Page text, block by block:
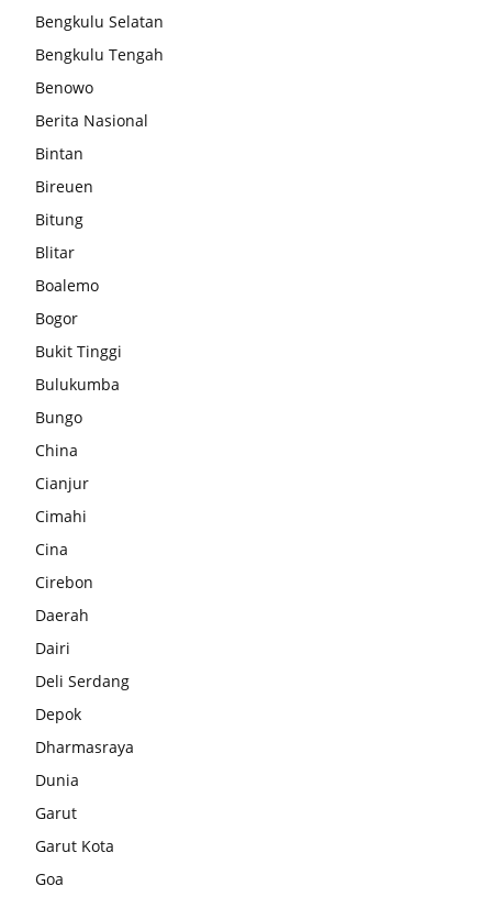
Bengkulu Selatan
Bengkulu Tengah
Benowo
Berita Nasional
Bintan
Bireuen
Bitung
Blitar
Boalemo
Bogor
Bukit Tinggi
Bulukumba
Bungo
China
Cianjur
Cimahi
Cina
Cirebon
Daerah
Dairi
Deli Serdang
Depok
Dharmasraya
Dunia
Garut
Garut Kota
Goa